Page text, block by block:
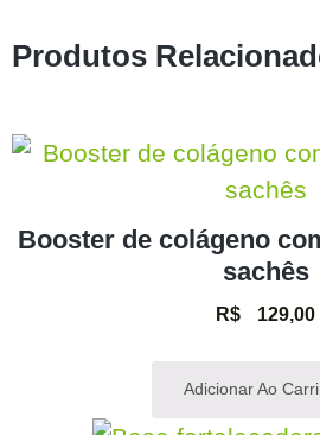
Produtos
Booster de colágeno
sachês
R$ 129,00
Adicionar Ao